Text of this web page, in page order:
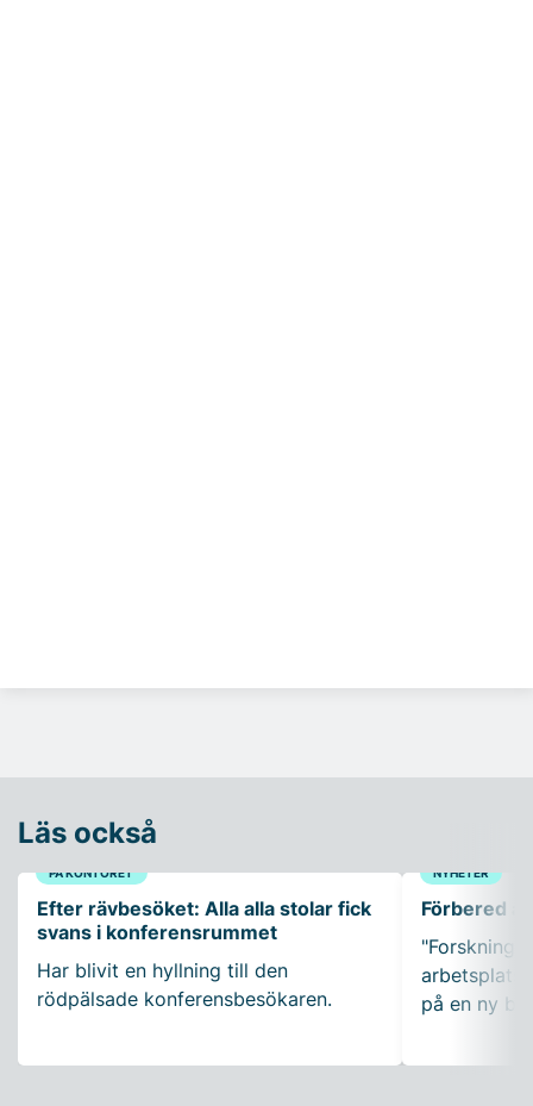
Läs också
PÅ KONTORET
Efter rävbesöket: Alla alla stolar fick
svans i konferensrummet
Har blivit en hyllning till den
rödpälsade konferensbesökaren.
NYHETER
Förbered
"Forskning
på en ny